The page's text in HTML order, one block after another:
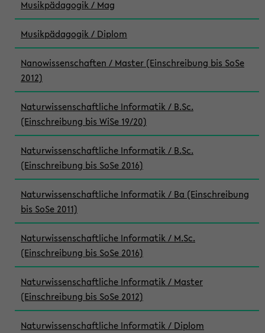
Musikpädagogik / Mag
Musikpädagogik / Diplom
Nanowissenschaften / Master (Einschreibung bis SoSe
2012)
Naturwissenschaftliche Informatik / B.Sc.
(Einschreibung bis WiSe 19/20)
Naturwissenschaftliche Informatik / B.Sc.
(Einschreibung bis SoSe 2016)
Naturwissenschaftliche Informatik / Ba (Einschreibung
bis SoSe 2011)
Naturwissenschaftliche Informatik / M.Sc.
(Einschreibung bis SoSe 2016)
Naturwissenschaftliche Informatik / Master
(Einschreibung bis SoSe 2012)
Naturwissenschaftliche Informatik / Diplom